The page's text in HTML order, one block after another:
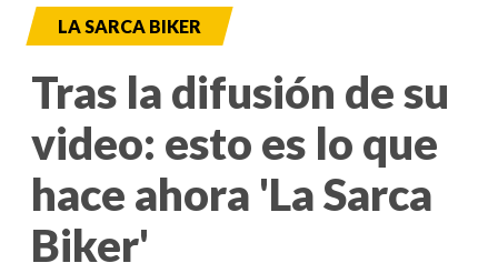
LA SARCA BIKER
Tras la difusión de su
video: esto es lo que
hace ahora 'La Sarca
Biker'